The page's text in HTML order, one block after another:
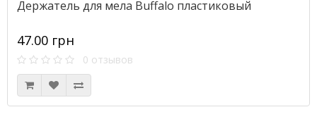
Держатель для мела Buffalo пластиковый
47.00 грн
0 отзывов